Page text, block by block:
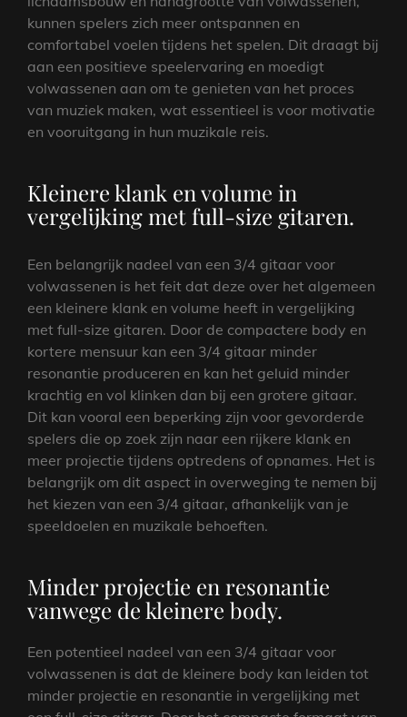
kunnen spelers zich meer ontspannen en
comfortabel voelen tijdens het spelen. Dit draagt bij
aan een positieve speelervaring en moedigt
volwassenen aan om te genieten van het proces
van muziek maken, wat essentieel is voor motivatie
en vooruitgang in hun muzikale reis.
Kleinere klank en volume in
vergelijking met full-size gitaren.
Een belangrijk nadeel van een 3/4 gitaar voor
volwassenen is het feit dat deze over het algemeen
een kleinere klank en volume heeft in vergelijking
met full-size gitaren. Door de compactere body en
kortere mensuur kan een 3/4 gitaar minder
resonantie produceren en kan het geluid minder
krachtig en vol klinken dan bij een grotere gitaar.
Dit kan vooral een beperking zijn voor gevorderde
spelers die op zoek zijn naar een rijkere klank en
meer projectie tijdens optredens of opnames. Het is
belangrijk om dit aspect in overweging te nemen bij
het kiezen van een 3/4 gitaar, afhankelijk van je
speeldoelen en muzikale behoeften.
Minder projectie en resonantie
vanwege de kleinere body.
Een potentieel nadeel van een 3/4 gitaar voor
volwassenen is dat de kleinere body kan leiden tot
minder projectie en resonantie in vergelijking met